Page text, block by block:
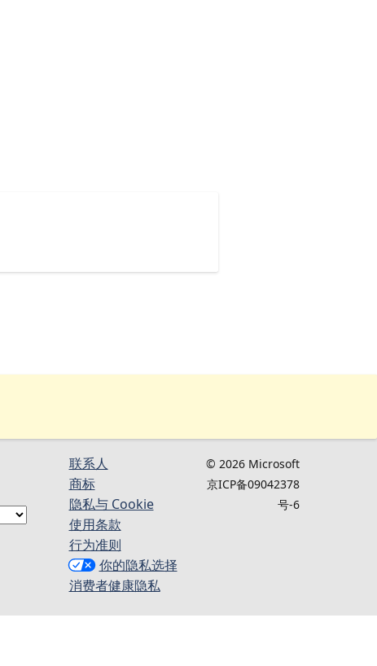
联系人
商标
隐私与 Cookie
使用条款
行为准则
你的隐私选择
消费者健康隐私
© 2026 Microsoft
京ICP备09042378
号-6